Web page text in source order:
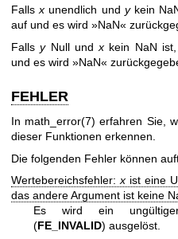
Fallsx unendlich und ykein
auf und es wird »NaN«
FallsyNull undx kein NaN
und es wird »NaN«
FEHLER
In math_error(7) erfahren Sie,
dieser Funktionen erkennen.
Die folgenden Fehler können
Wertebereichsfehler: x ist eine
das andere Argument ist keine
Es wird ein ungültiger
(FE_INVALID) ausgelöst.